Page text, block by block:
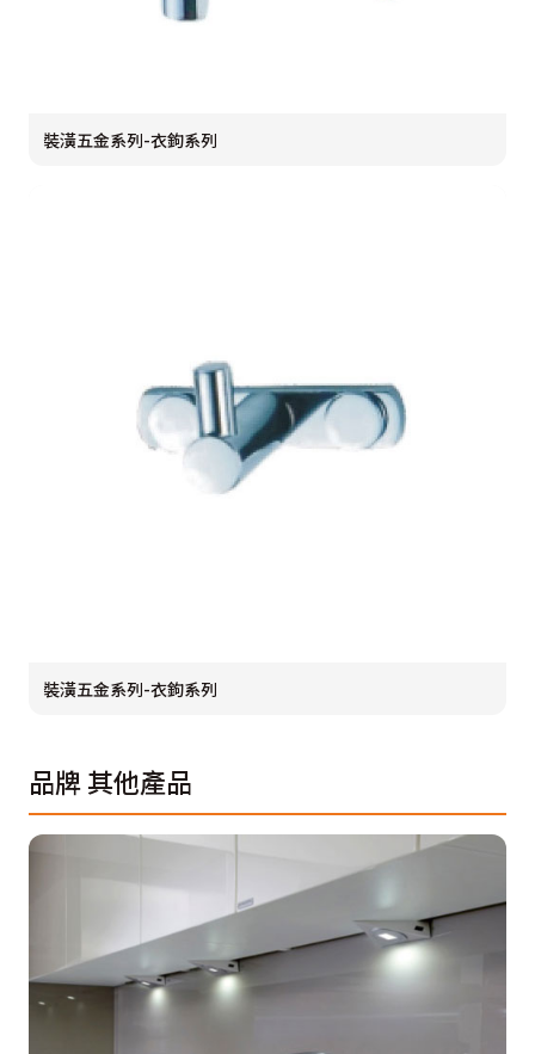
裝潢五金系列-衣鉤系列
裝潢五金系列-衣鉤系列
品牌其他產品